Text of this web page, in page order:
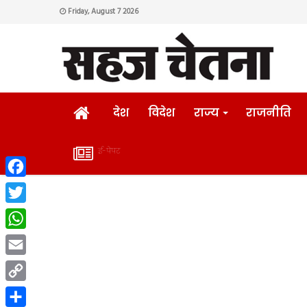
Friday, August 7 2026
HOMEदेश विदेश राज्य राजनीति
ई-
ई-पेपर
Facebook
Twitter
WhatsApp
Email
Copy